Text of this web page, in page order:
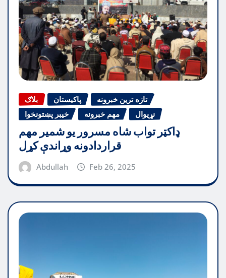
بلاګ پاکیستان
تازه ترین خبرونه
خیبر پښتونخوا
مهم خبرونه نړیوال
ډاکټر تواب شاه مسرور یو شمیر مهم
قراردادونه وړاندې کړل
Abdullah Feb 26, 2025